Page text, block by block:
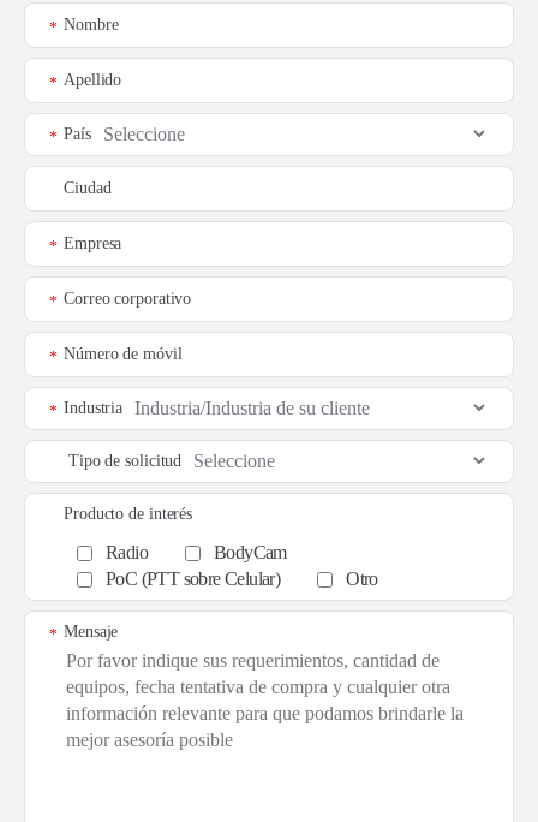
Nombre
*
Apellido
*
País
*
Ciudad
Empresa
*
Correo corporativo
*
Número de móvil
*
Industria
*
Tipo de solicitud
Producto de interés
Radio
BodyCam
PoC (PTT sobre Celular)
Otro
Mensaje
*